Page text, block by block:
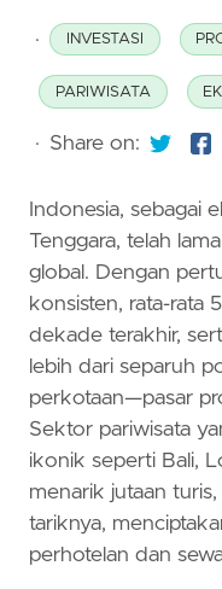
· INVESTASI
PARIWISATA
· Share on:
Indonesia, sebagai
Tenggara, telah
global. Dengan
konsisten, rata-rata
dekade terakhir,
lebih dari separuh
perkotaan—pasar
Sektor pariwisata
ikonik seperti Bali,
menarik jutaan
tariknya,
perhotelan dan